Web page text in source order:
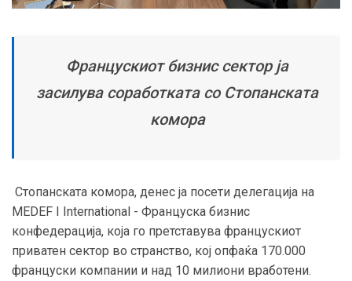
Францускиот бизнис сектор ја
засилува соработката со Стопанската
комора
Стопанската комора, денес ја посети делегација на
MEDEF I International - Француска бизнис
конфедерација, која го претставува францускиот
приватен сектор во странство, кој опфаќа 170.000
француски компании и над 10 милиони вработени.